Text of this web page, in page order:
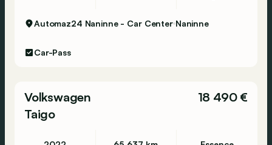
Automaz24 Naninne - Car Center Naninne
Car-Pass
Volkswagen
Taigo
18 490 €